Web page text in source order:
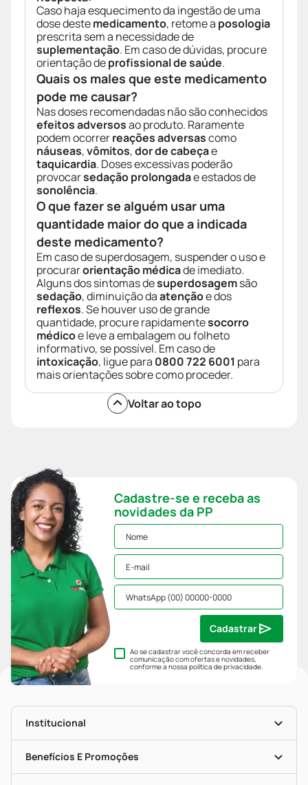
Caso haja esquecimento da ingestão de uma
dose destemedicamento, retome a posologia
prescrita sem a necessidade de
suplementação. Em caso de dúvidas, procure
orientação deprofissional de saúde.
Quais os males que este medicamento
pode me causar?
Nas doses recomendadas não são conhecidos
efeitos adversosao produto. Raramente
podem ocorrerreações adversascomo
náuseas,vômitos,dor de cabeçae
taquicardia. Doses excessivas poderão
provocarsedação prolongadae estados de
sonolência.
O que fazer se alguém usar uma
quantidade maior do que a indicada
deste medicamento?
Em caso de superdosagem, suspender o uso e
procurarorientação médicade imediato.
Alguns dos sintomas desuperdosagemsão
sedação, diminuição daatençãoe dos
reflexos. Se houver uso de grande
quantidade, procure rapidamentesocorro
médicoe leve a embalagem ou folheto
informativo, se possível. Em caso de
intoxicação, ligue para 0800 722 6001 para
mais orientações sobre como proceder.
Voltar ao topo
Cadastre-se e receba as
novidades da PP
Ao se cadastrar você concorda em receber
comunicação com ofertas e novidades,
conforme a nossapolítica de privacidade.
Cadastrar
Institucional
História
Nossas Lojas
Mapa De Categorias
Benefícios E Promoções
Clube PP